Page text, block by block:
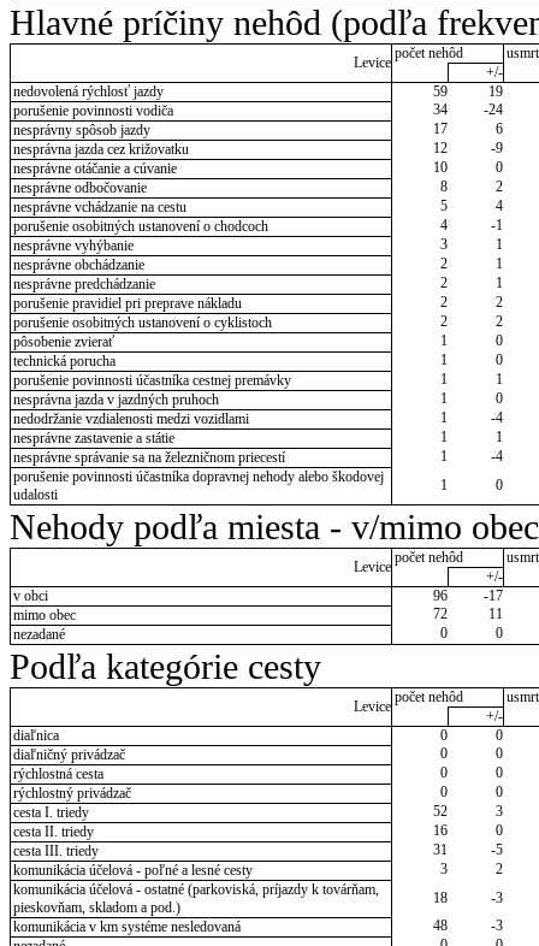
Hlavné príčiny nehôd (podľa
Levice
počet nehôd
+/-
nedovolená rýchlosť jazdy
59
19
porušenie povinnosti vodiča
34
-24
nesprávny spôsob jazdy
17
6
nesprávna jazda cez križovatku
12
-9
nesprávne otáčanie a cúvanie
10
0
nesprávne odbočovanie
8
2
nesprávne vchádzanie na cestu
5
4
porušenie osobitných ustanovení o chodcoch
4
-1
nesprávne vyhýbanie
3
1
nesprávne obchádzanie
2
1
nesprávne predchádzanie
2
1
porušenie pravidiel pri preprave nákladu
2
2
porušenie osobitných ustanovení o cyklistoch
2
2
pôsobenie zvierať
1
0
technická porucha
1
0
porušenie povinnosti účastníka cestnej premávky
1
1
nesprávna jazda v jazdných pruhoch
1
0
nedodržanie vzdialenosti medzi vozidlami
1
-4
nesprávne zastavenie a státie
1
1
nesprávne správanie sa na železničnom priecestí
1
-4
porušenie povinnosti účastníka dopravnej nehody alebo škodovej
udalosti
1 0
Nehody podľa miesta - v/mimo obec
Levice
počet nehôd
+/-
v obci
96
-17
mimo obec
72
11
nezadané
0 0
Podľa kategórie cesty
Levice
počet nehôd
+/-
diaľnica
0
0
diaľničný privádzač
0
0
rýchlostná cesta
0
0
rýchlostný privádzač
0
0
cesta I. triedy
52
3
cesta II. triedy
16
0
cesta III. triedy
31
-5
komunikácia účelová - poľné a lesné cesty
3
2
komunikácia účelová - ostatné (parkoviská, príjazdy k továrňam,
pieskovňam, skladom a pod.)
18
-3
komunikácia v km systéme nesledovaná
48
-3